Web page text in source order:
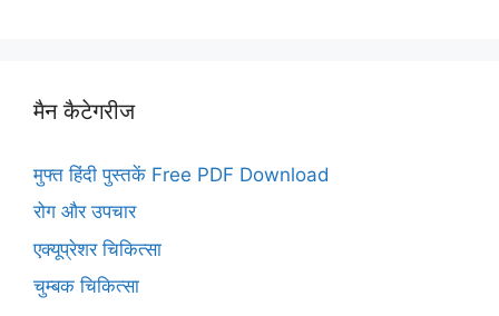
मैन कैटेगरीज
मुफ्त हिंदी पुस्तकें Free PDF Download
रोग और उपचार
एक्यूप्रेशर चिकित्सा
चुम्बक चिकित्सा